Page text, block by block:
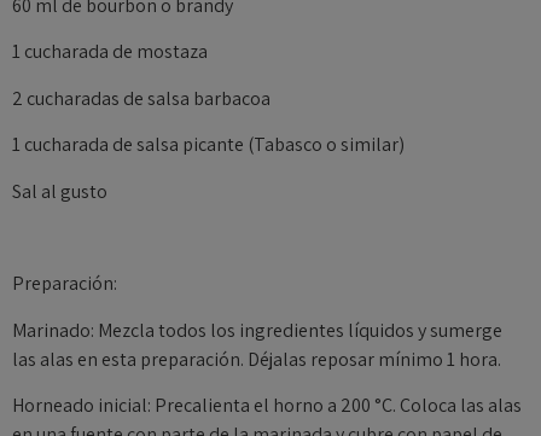
60 ml de bourbon o brandy
1 cucharada de mostaza
2 cucharadas de salsa barbacoa
1 cucharada de salsa picante (Tabasco o similar)
Sal al gusto
Preparación:
Marinado: Mezcla todos los ingredientes líquidos y sumerge
las alas en esta preparación. Déjalas reposar mínimo 1 hora.
Horneado inicial: Precalienta el horno a 200 °C. Coloca las alas